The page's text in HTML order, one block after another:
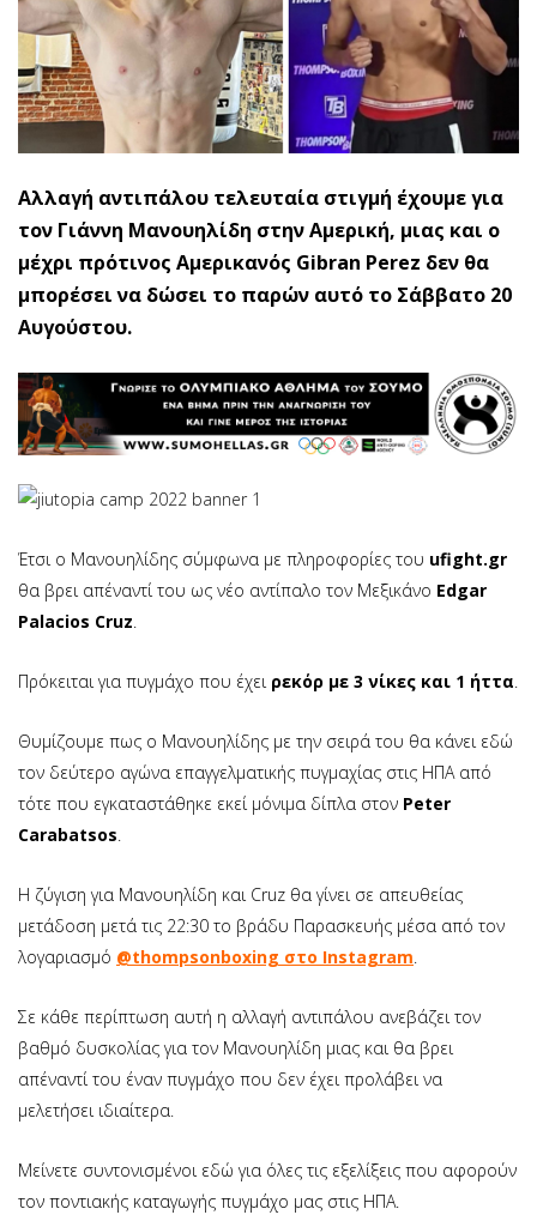
Αλλαγή αντιπάλου τελευταία στιγμή έχουμε για
τον Γιάννη Μανουηλίδη στην Αμερική, μιας και ο
μέχρι πρότινος Αμερικανός Gibran Perez δεν θα
μπορέσει να δώσει το παρών αυτό το Σάββατο 20
Αυγούστου.
Έτσι ο Μανουηλίδης σύμφωνα με πληροφορίες του ufight.gr
θα βρει απέναντί του ως νέο αντίπαλο τον Μεξικάνο Edgar
Palacios Cruz.
Πρόκειται για πυγμάχο που έχει ρεκόρ με 3 νίκες και 1 ήττα.
Θυμίζουμε πως ο Μανουηλίδης με την σειρά του θα κάνει εδώ
τον δεύτερο αγώνα επαγγελματικής πυγμαχίας στις ΗΠΑ από
τότε που εγκαταστάθηκε εκεί μόνιμα δίπλα στον Peter
Carabatsos.
H ζύγιση για Μανουηλίδη και Cruz θα γίνει σε απευθείας
μετάδοση μετά τις 22:30 το βράδυ Παρασκευής μέσα από τον
λογαριασμό @thompsonboxing στο Instagram.
Σε κάθε περίπτωση αυτή η αλλαγή αντιπάλου ανεβάζει τον
βαθμό δυσκολίας για τον Μανουηλίδη μιας και θα βρει
απέναντί του έναν πυγμάχο που δεν έχει προλάβει να
μελετήσει ιδιαίτερα.
Μείνετε συντονισμένοι εδώ για όλες τις εξελίξεις που αφορούν
τον ποντιακής καταγωγής πυγμάχο μας στις ΗΠΑ.